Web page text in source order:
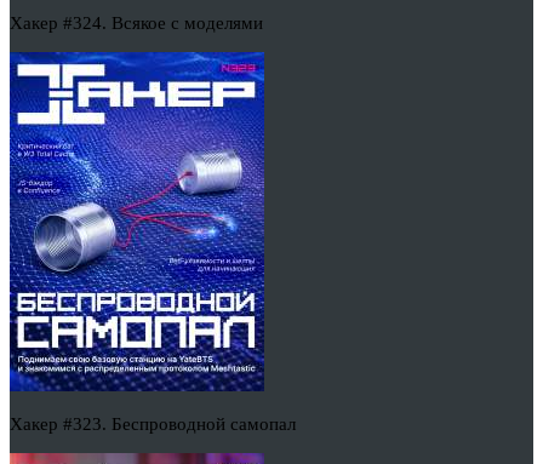
Хакер #324. Всякое с моделями
Хакер #323. Беспроводной самопал